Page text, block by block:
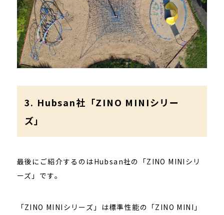
3. Hubsan社「ZINO MINIシリー
ズ」
最後にご紹介するのはHubsan社の「ZINO MINIシリ
ーズ」です。
「ZINO MINIシリーズ」は標準性能の「ZINO MINI」